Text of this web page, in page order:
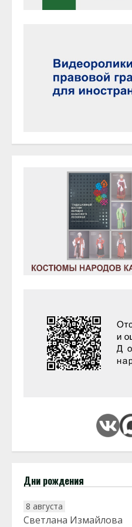
Дни рождения
8 августа
Светлана Измайлова